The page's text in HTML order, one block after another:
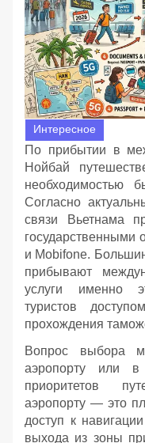
Интересное
По прибытии в
Нойбай
необходимостью
Согласно
связи Вьетнама
государственными
и Mobifone.
прибывают
услуги именно
туристов
прохождения
Вопрос выбора
аэропорту или
приоритетов
аэропорту — это
доступ к
выхода из зоны